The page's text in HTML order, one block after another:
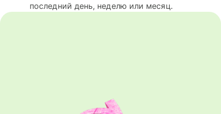
последний день, неделю или месяц.